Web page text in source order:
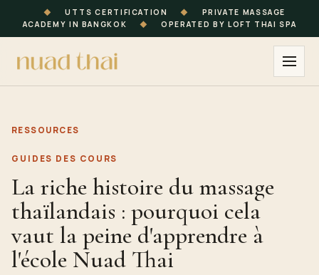
◆ UTTS CERTIFICATION ◆
PRIVATE MASSAGE
ACADEMY IN BANGKOK
◆ OPERATED BY LOFT THAI SPA
RESSOURCES
GUIDES DES COURS
La riche histoire du massage
thaïlandais : pourquoi cela
vaut la peine d'apprendre à
l'école Nuad Thai